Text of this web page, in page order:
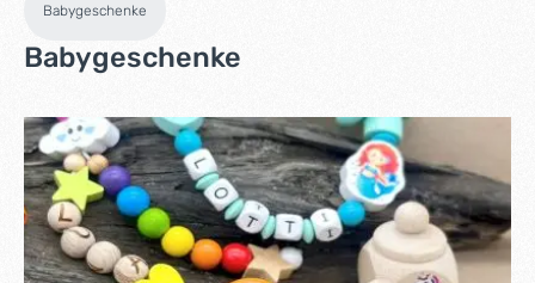
Babygeschenke
Babygeschenke